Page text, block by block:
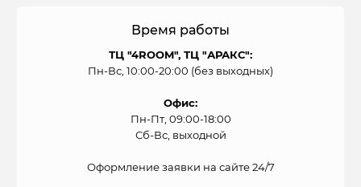
Время работы
ТЦ "4ROOM", ТЦ "АРАКС":
Пн-Вс, 10:00-20:00 (без выходных)
Офис:
Пн-Пт, 09:00-18:00
Сб-Вс, выходной
Оформление заявки на сайте 24/7